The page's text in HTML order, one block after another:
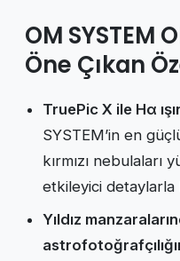
OM SYSTEM
Öne Çıkan
TruePic X ile Hα
SYSTEM’in en
kırmızı
etkileyici detaylarla
Yıldız